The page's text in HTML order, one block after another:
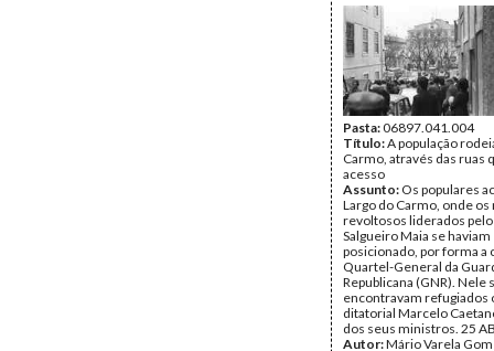
Pasta:06897.041.004
Título:A população
Carmo, através das ruas
acesso
Assunto: Os populares
Largo do Carmo, onde
revoltosos liderados pelo
Salgueiro Maia se haviam
posicionado, por forma a
Quartel-General da
Republicana (GNR). Nele
encontravam refugiados
ditatorial Marcelo
dos seus ministros. 25
Autor:Mário Varela